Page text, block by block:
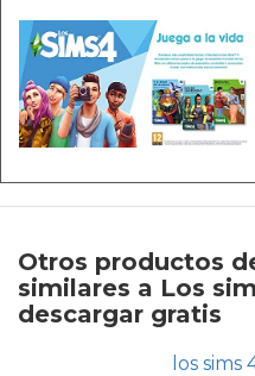
Otros productos
similares a Los
descargar gratis
los sims